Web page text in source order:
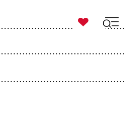

taz zahl ich